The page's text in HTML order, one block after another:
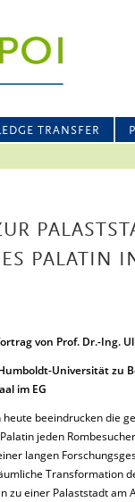
TRANSFER
PALATIN
von Prof. Dr.-Ing.
Universität zu
im EG
heute beeindrucken die
jeden
langen
Transformation
zu einer Palaststadt am